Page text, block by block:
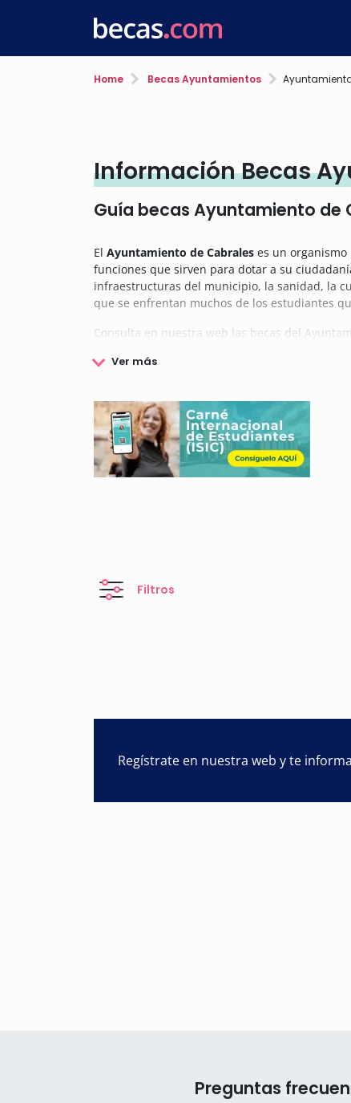
Home Becas Ayuntamientos
Información Becas
Guía becas Ayuntamiento de
El Ayuntamiento de Cabrales es un
funciones que sirven para dotar a su
infraestructuras del municipio, la sanidad, la
que se enfrentan muchos de los estudiantes
Consulta en nuestra web las becas del
Filtros
Regístrate en nuestra web y te
Preguntas